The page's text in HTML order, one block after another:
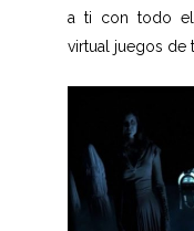
a ti con todo el
virtual juegos de